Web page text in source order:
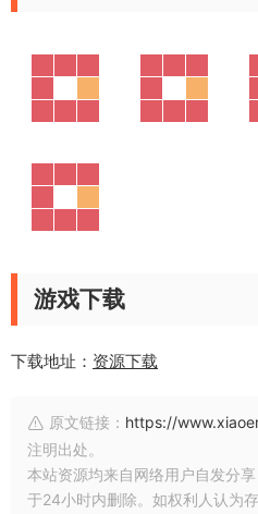
游戏下载
下载地址： 资源下载
原文链接： https://
注明出处。
本站资源均来自网络用户自发分
于24小时内删除。如权利人认为